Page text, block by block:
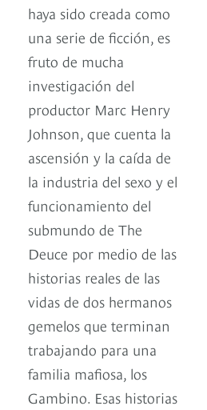
haya sido creada como
una serie de ficción, es
fruto de mucha
investigación del
productor Marc Henry
Johnson, que cuenta la
ascensión y la caída de
la industria del sexo y el
funcionamiento del
submundo de The
Deuce por medio de las
historias reales de las
vidas de dos hermanos
gemelos que terminan
trabajando para una
familia mafiosa, los
Gambino. Esas historias